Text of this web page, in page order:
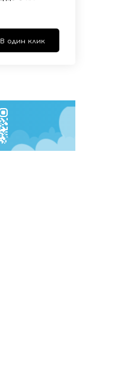
В один клик